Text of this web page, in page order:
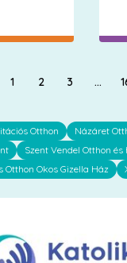
1 2 3 …
Otthon Názáret
Szent Vendel Otthon és
Otthon Okos Gizella Ház